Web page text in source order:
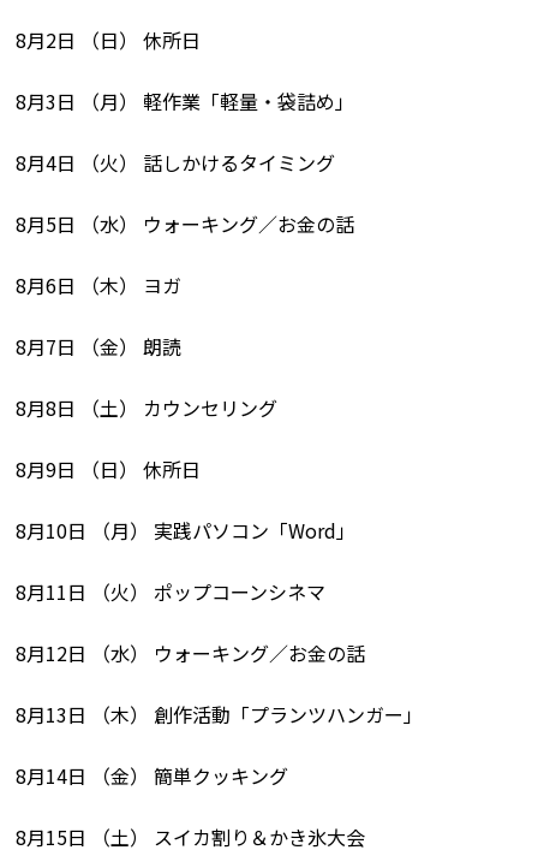
8月2日 （日） 休所日
8月3日 （月） 軽作業「軽量・袋詰め」
8月4日 （火） 話しかけるタイミング
8月5日 （水） ウォーキング／お金の話
8月6日 （木） ヨガ
8月7日 （金） 朗読
8月8日 （土） カウンセリング
8月9日 （日） 休所日
8月10日 （月） 実践パソコン「Word」
8月11日 （火） ポップコーンシネマ
8月12日 （水） ウォーキング／お金の話
8月13日 （木） 創作活動「プランツハンガー」
8月14日 （金） 簡単クッキング
8月15日 （土） スイカ割り＆かき氷大会